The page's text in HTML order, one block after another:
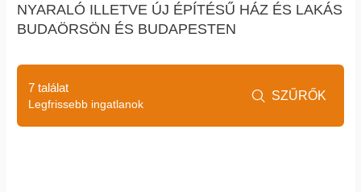
NYARALÓ ILLETVE ÚJ ÉPÍTÉSŰ HÁZ ÉS LAKÁS
BUDAÖRSÖN ÉS BUDAPESTEN
7 találat
Legfrissebb ingatlanok
 SZŰRŐK